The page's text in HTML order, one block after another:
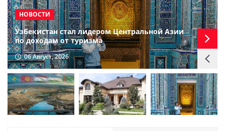
НОВОСТИ
Узбекистан стал лидером Центральной Азии
по доходам от туризма
06 Август, 2026